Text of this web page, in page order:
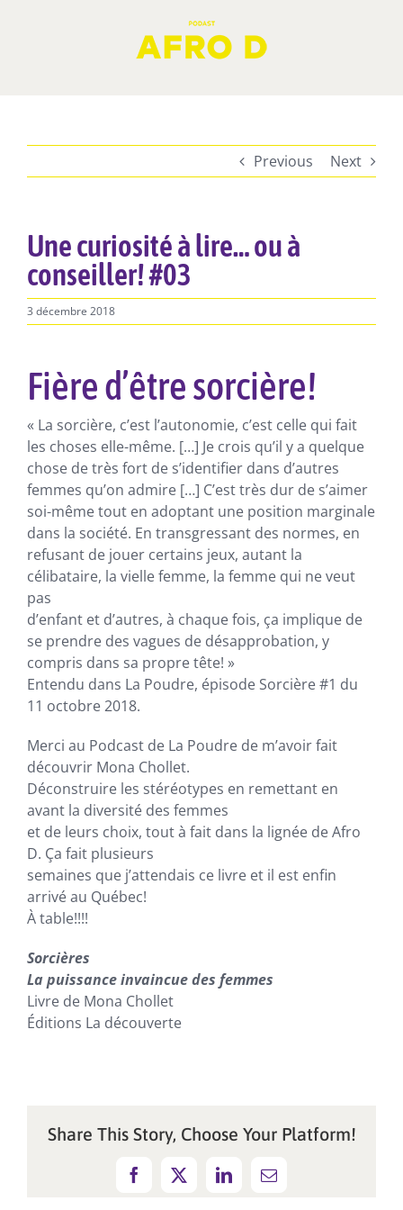
Previous Next
Une curiosité à lire… ou à
conseiller! #03
3 décembre 2018
Fière d’être sorcière!
« La sorcière, c’est l’autonomie, c’est celle qui fait
les choses elle-même. […] Je crois qu’il y a quelque
chose de très fort de s’identifier dans d’autres
femmes qu’on admire […] C’est très dur de s’aimer
soi-même tout en adoptant une position marginale
dans la société. En transgressant des normes, en
refusant de jouer certains jeux, autant la
célibataire, la vielle femme, la femme qui ne veut
pas
d’enfant et d’autres, à chaque fois, ça implique de
se prendre des vagues de désapprobation, y
compris dans sa propre tête! »
Entendu dans La Poudre, épisode Sorcière#1 du
11 octobre 2018.
Merci au Podcast de La Poudre de m’avoir fait
découvrir Mona Chollet.
Déconstruire les stéréotypes en remettant en
avant la diversité des femmes
et de leurs choix, tout à fait dans la lignée de Afro
D. Ça fait plusieurs
semaines que j’attendais ce livre et il est enfin
arrivé au Québec!
À table!!!!
Sorcières
La puissance invaincue des femmes
Livre de Mona Chollet
Éditions La découverte
Share This Story, Choose Your Platform!
Facebook
X LinkedInEmail